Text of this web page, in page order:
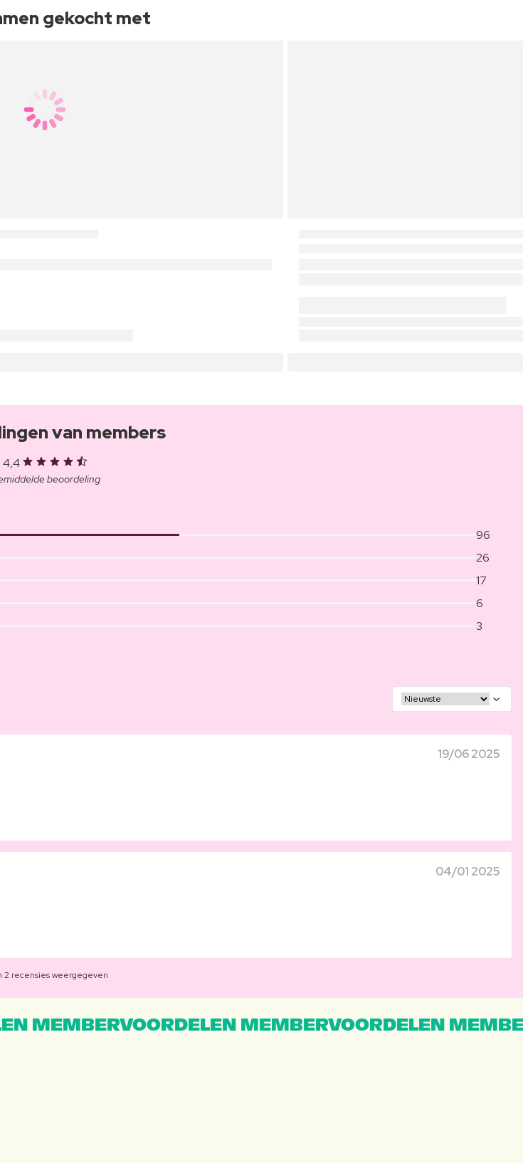
gekocht met
van members
4,4
beoordeling
96
26
17
6
3
19/06 2025
04/01 2025
2 recensies weergegeven
MEMBERVOORDELEN MEMBERVOORDELEN